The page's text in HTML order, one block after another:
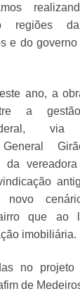
regiões
e do governo
ano, a
a
via
General
da
que ao
imobiliária.
no
de